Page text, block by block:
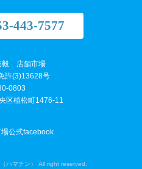
443-7577
毅 店舗市場
許(3)13628号
0803
区植松町1476-11
場公式facebook
ハマチン） All right reserved.